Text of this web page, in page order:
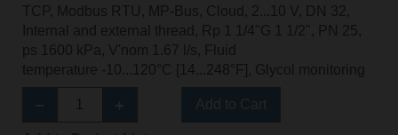
TCP, Modbus RTU, MP-Bus, Cloud, 2...10 V, DN 32,
Internal and external thread, Rp 1 1/4"G 1 1/2", PN 25,
ps 1600 kPa, V'nom 1.67 l/s, Fluid
temperature -10...120°C [14...248°F], Glycol monitoring